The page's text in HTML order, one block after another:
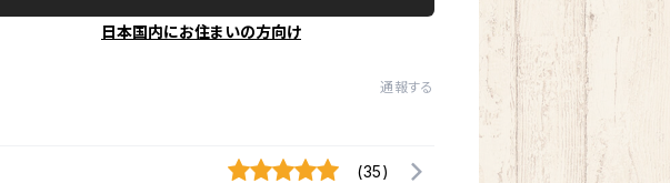
日本国内にお住まいの方向け
通報する
(35)